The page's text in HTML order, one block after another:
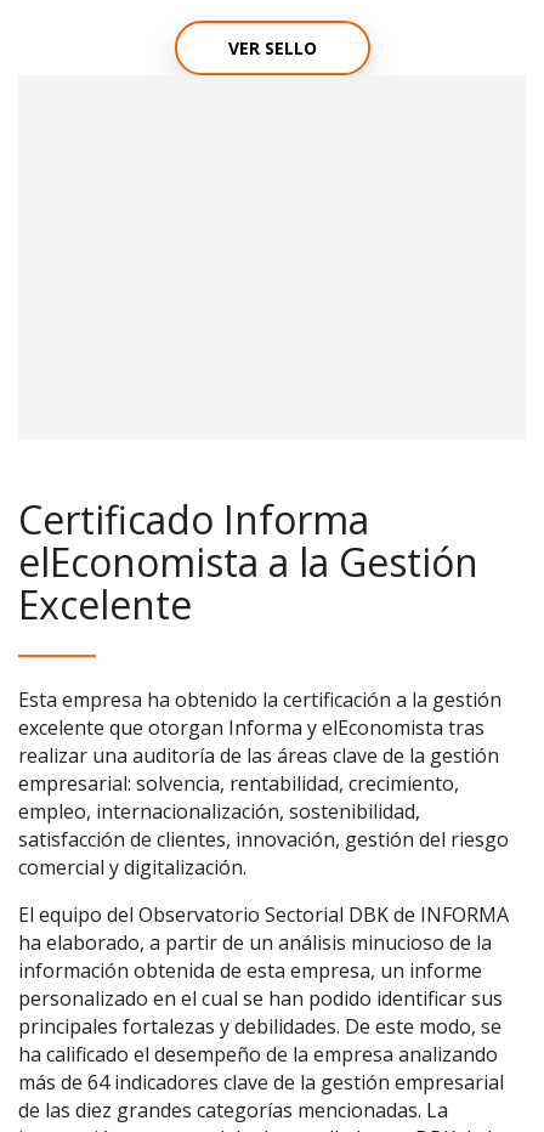
VER SELLO
Certificado Informa
elEconomista a la Gestión
Excelente
Esta empresa ha obtenido la certificación a la gestión
excelente que otorgan Informa y elEconomista tras
realizar una auditoría de las áreas clave de la gestión
empresarial: solvencia, rentabilidad, crecimiento,
empleo, internacionalización, sostenibilidad,
satisfacción de clientes, innovación, gestión del riesgo
comercial y digitalización.
El equipo del Observatorio Sectorial DBK de INFORMA
ha elaborado, a partir de un análisis minucioso de la
información obtenida de esta empresa, un informe
personalizado en el cual se han podido identificar sus
principales fortalezas y debilidades. De este modo, se
ha calificado el desempeño de la empresa analizando
más de 64 indicadores clave de la gestión empresarial
de las diez grandes categorías mencionadas. La